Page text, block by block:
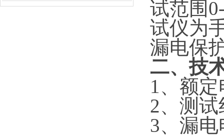
试范围
试仪为
漏电保
二、技
1、额
2、测
3、漏电